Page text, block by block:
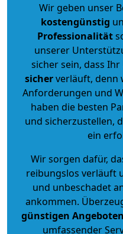
Wir geben unser
kostengünstig
Professionalität
unserer
sicher sein, dass Ihr
sicherverläuft, denn
Anforderungen und
haben die besten
und sicherzustellen,
ein
Wir sorgen dafür,
reibungslos verläuft
und unbeschadet
ankommen.
günstigen
umfassender